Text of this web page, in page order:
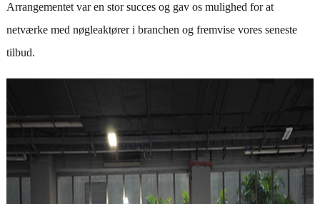
Arrangementet var en stor succes og gav os mulighed for at
netværke med nøgleaktører i branchen og fremvise vores seneste
tilbud.